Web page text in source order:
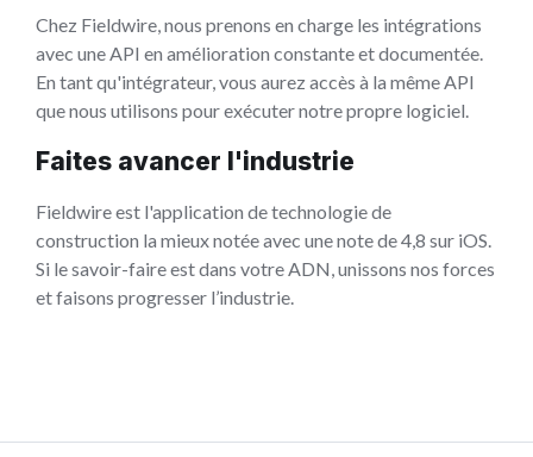
Chez Fieldwire, nous prenons en charge les intégrations
avec une API en amélioration constante et documentée.
En tant qu'intégrateur, vous aurez accès à la même API
que nous utilisons pour exécuter notre propre logiciel.
Faites avancer l'industrie
Fieldwire est l'application de technologie de
construction la mieux notée avec une note de 4,8 sur iOS.
Si le savoir-faire est dans votre ADN, unissons nos forces
et faisons progresser l’industrie.